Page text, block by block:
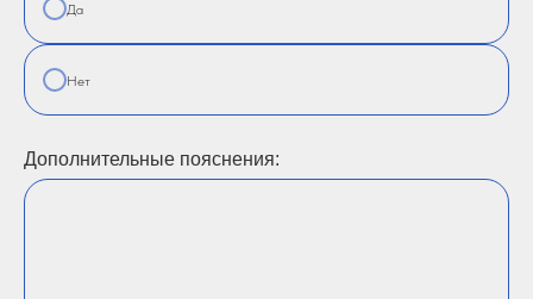
Да
Нет
Дополнительные пояснения: